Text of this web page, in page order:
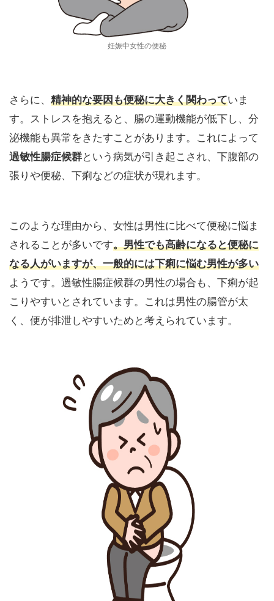
妊娠中女性の便秘
さらに、 精神的な要因も便秘に大きく関わっていま
す。ストレスを抱えると、腸の運動機能が低下し、分
泌機能も異常をきたすことがあります。これによって
過敏性腸症候群という病気が引き起こされ、下腹部の
張りや便秘、下痢などの症状が現れます。
このような理由から、女性は男性に比べて便秘に悩ま
されることが多いです。男性でも高齢になると便秘に
なる人がいますが、一般的には下痢に悩む男性が多い
ようです。過敏性腸症候群の男性の場合も、下痢が起
こりやすいとされています。これは男性の腸管が太
く、便が排泄しやすいためと考えられています。